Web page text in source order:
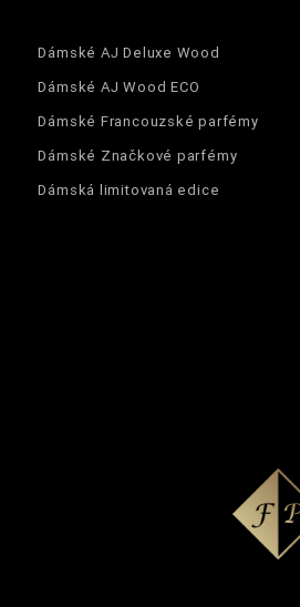
Dámské AJ Deluxe Wood
Dámské AJ Wood ECO
Dámské Francouzské parfémy
Dámské Značkové parfémy
Dámská limitovaná edice